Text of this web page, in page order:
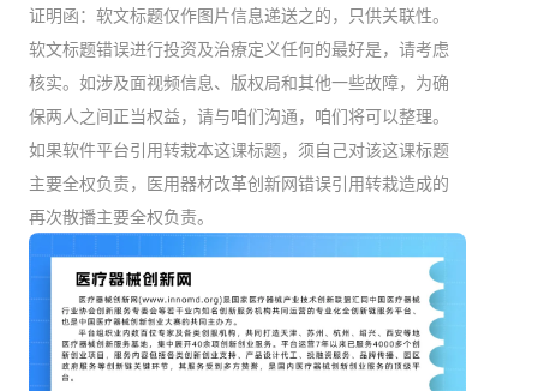
证明函：软文标题仅作图片信息递送之的，只供关联性。
软文标题错误进行投资及治療定义任何的最好是，请考虑
核实。如涉及面视频信息、版权局和其他一些故障，为确
保两人之间正当权益，请与咱们沟通，咱们将可以整理。
如果软件平台引用转栽本这课标题，须自己对该这课标题
主要全权负责，医用器材改革创新网错误引用转栽造成的
再次散播主要全权负责。